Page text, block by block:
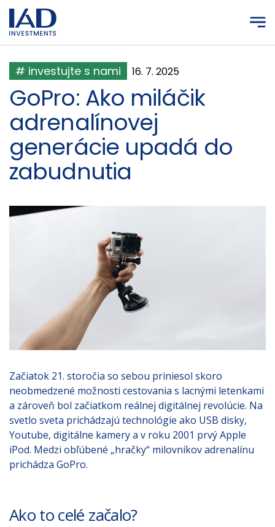
Prejsť na hlavný obsah
# investujte s nami 16. 7. 2025
GoPro: Ako miláčik
adrenalínovej
generácie upadá do
zabudnutia
Začiatok 21. storočia so sebou priniesol skoro
neobmedzené možnosti cestovania s lacnými letenkami
a zároveň bol začiatkom reálnej digitálnej revolúcie. Na
svetlo sveta prichádzajú technológie ako USB disky,
Youtube, digitálne kamery a v roku 2001 prvý Apple
iPod. Medzi obľúbené „hračky“ milovníkov adrenalínu
prichádza GoPro.
Ako to celé začalo?